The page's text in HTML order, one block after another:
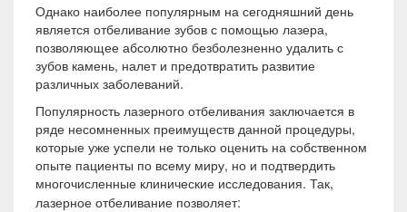
Однако наиболее популярным на сегодняшний день
является отбеливание зубов с помощью лазера,
позволяющее абсолютно безболезненно удалить с
зубов камень, налет и предотвратить развитие
различных заболеваний.
Популярность лазерного отбеливания заключается в
ряде несомненных преимуществ данной процедуры,
которые уже успели не только оценить на собственном
опыте пациенты по всему миру, но и подтвердить
многочисленные клинические исследования. Так,
лазерное отбеливание позволяет: